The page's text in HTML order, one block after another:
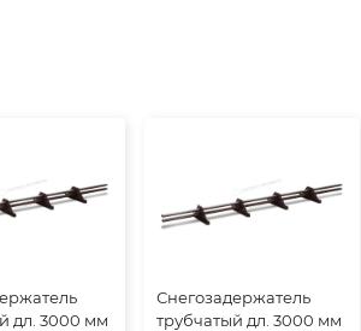
дл. 3000 мм
Снегозадержатель
трубчатый дл. 3000 мм